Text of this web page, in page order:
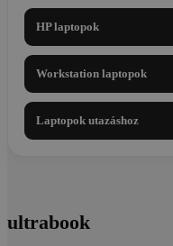
HP laptopok
Workstation laptopok
Laptopok utazáshoz
ultrabook